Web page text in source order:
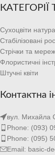
КАТЕГОРІЇ
Сухоцвіти
Стабілізовані
Стрічки та
Флористичні
Штучні квіти
Контактна
вул. Михайла
Phone: (093)
Phone: (095)
Email: basic-